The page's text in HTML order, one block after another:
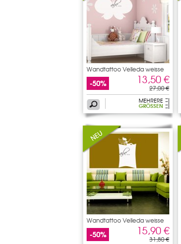
Wandtattoo Velleda weisse
-50% 13,50 €
27,00 €
MEHRERE
GRÖSSEN
Wandtattoo Velleda weisse
-50% 15,90 €
31,80 €